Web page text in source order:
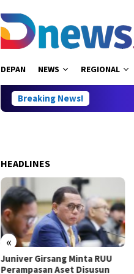
DEPAN NEWS REGIONAL
Breaking News!
HEADLINES
«
Juniver Girsang Minta RUU
Perampasan Aset Disusun